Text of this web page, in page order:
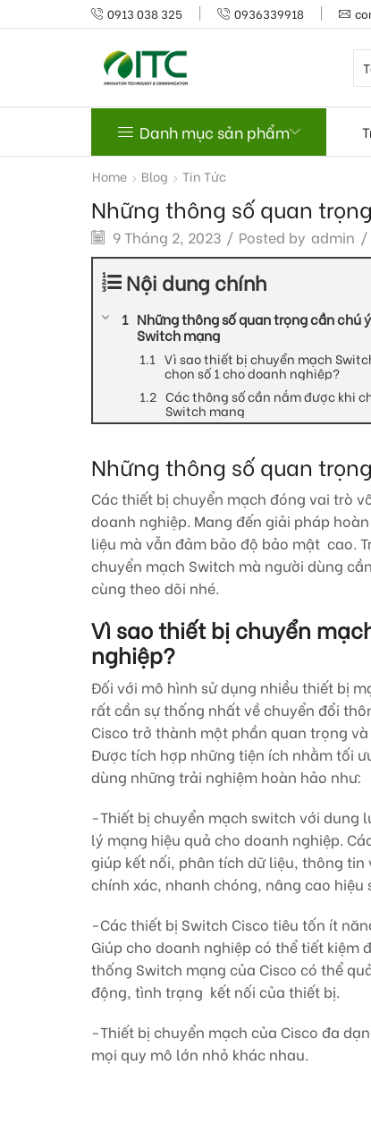
0913 038 325 0936339918
Danh mục sản phẩm
Home Blog Tin Tức
Những thông số quan
9 Tháng 2, 2023 / Posted by admin /
Nội dung chính
Những thông số quan trọng cần chú
Switch mạng
Vì sao thiết bị chuyển mạch
chọn số 1 cho doanh nghiệp?
Các thông số cần nắm được khi
Switch mạng
Những thông số quan
Các thiết bị chuyển mạch đóng vai trò
doanh nghiệp. Mang đến giải pháp
liệu mà vẫn đảm bảo độ bảo mật cao.
chuyển mạch Switch mà người dùng
cùng theo dõi nhé.
Vì sao thiết bị chuyển
nghiệp?
Đối với mô hình sử dụng nhiều thiết bị
rất cần sự thống nhất về chuyển đổi
Cisco trở thành một phần quan trọng
Được tích hợp những tiện ích nhằm tối
dùng những trải nghiệm hoàn hảo như:
-Thiết bị chuyển mạch switch với dung
lý mạng hiệu quả cho doanh nghiệp.
giúp kết nối, phân tích dữ liệu, thông
chính xác, nhanh chóng, nâng cao hiệu
-Các thiết bị Switch Cisco tiêu tốn ít
Giúp cho doanh nghiệp có thể tiết kiệm
thống Switch mạng của Cisco có thể
động, tình trạng kết nối của thiết bị.
-Thiết bị chuyển mạch của Cisco đa
mọi quy mô lớn nhỏ khác nhau.